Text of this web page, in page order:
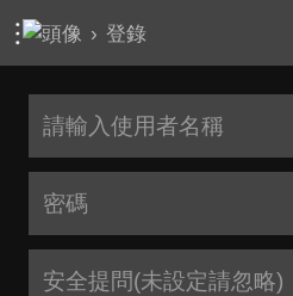
› 登錄
安全提問(未設定請忽略)